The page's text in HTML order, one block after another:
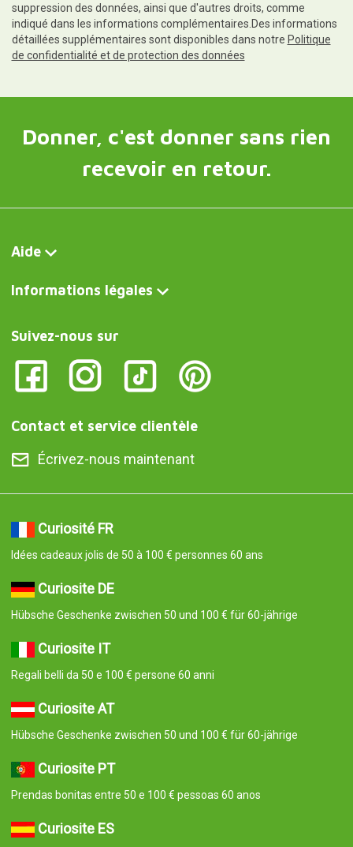
suppression des données, ainsi que d'autres droits, comme
indiqué dans les informations complémentaires.Des informations
détaillées supplémentaires sont disponibles dans notre Politique
de confidentialité et de protection des données
Donner, c'est donner sans rien
recevoir en retour.
Aide
Informations légales
Suivez-nous sur
Contact et service clientèle
Écrivez-nous maintenant
Curiosité FR
Idées cadeaux jolis de 50 à 100 € personnes 60 ans
Curiosite DE
Hübsche Geschenke zwischen 50 und 100 € für 60-jährige
Curiosite IT
Regali belli da 50 e 100 € persone 60 anni
Curiosite AT
Hübsche Geschenke zwischen 50 und 100 € für 60-jährige
Curiosite PT
Prendas bonitas entre 50 e 100 € pessoas 60 anos
Curiosite ES